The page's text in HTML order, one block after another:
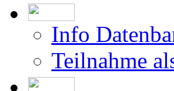
Info
Teilnahme